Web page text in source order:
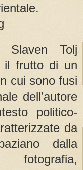
Tolj
il frutto di un
cui sono fusi
dell’autore
politico-
da
dalla